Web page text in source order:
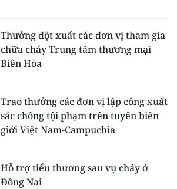
Thưởng đột xuất các đơn vị tham gia
chữa cháy Trung tâm thương mại
Biên Hòa
Trao thưởng các đơn vị lập công xuất
sắc chống tội phạm trên tuyến biên
giới Việt Nam-Campuchia
Hỗ trợ tiểu thương sau vụ cháy ở
Đồng Nai